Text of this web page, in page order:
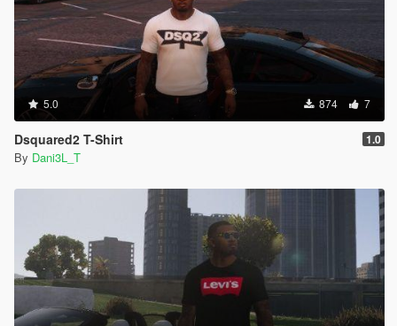
5.0 874 7
Dsquared2 T-Shirt 1.0
By Dani3L_T